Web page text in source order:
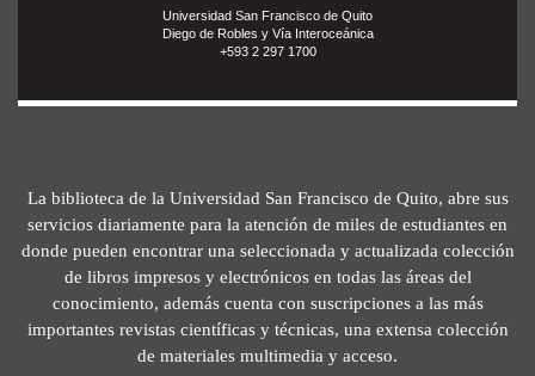
Universidad San Francisco de Quito
Diego de Robles y Vía Interoceánica
+593 2 297 1700
La biblioteca de la Universidad San Francisco de Quito, abre sus
servicios diariamente para la atención de miles de estudiantes en
donde pueden encontrar una seleccionada y actualizada colección
de libros impresos y electrónicos en todas las áreas del
conocimiento, además cuenta con suscripciones a las más
importantes revistas científicas y técnicas, una extensa colección
de materiales multimedia y acceso.